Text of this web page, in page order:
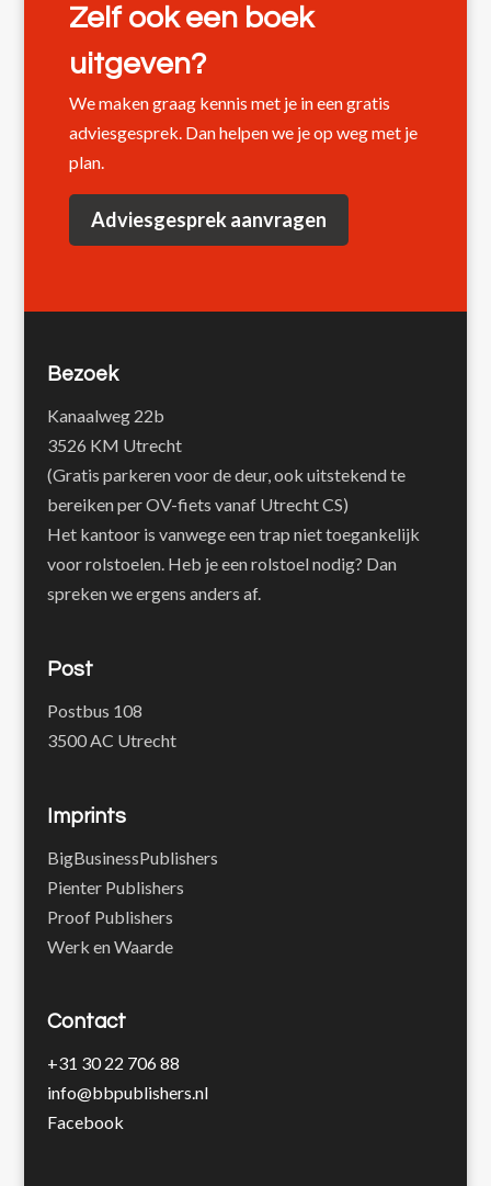
Zelf ook een boek
uitgeven?
We maken graag kennis met je in een gratis
adviesgesprek. Dan helpen we je op weg met je
plan.
Adviesgesprek aanvragen
Bezoek
Kanaalweg 22b
3526 KM Utrecht
(Gratis parkeren voor de deur, ook uitstekend te
bereiken per OV-fiets vanaf Utrecht CS)
Het kantoor is vanwege een trap niet toegankelijk
voor rolstoelen. Heb je een rolstoel nodig? Dan
spreken we ergens anders af.
Post
Postbus 108
3500 AC Utrecht
Imprints
BigBusinessPublishers
Pienter Publishers
Proof Publishers
Werk en Waarde
Contact
+31 30 22 706 88
info@bbpublishers.nl
Facebook